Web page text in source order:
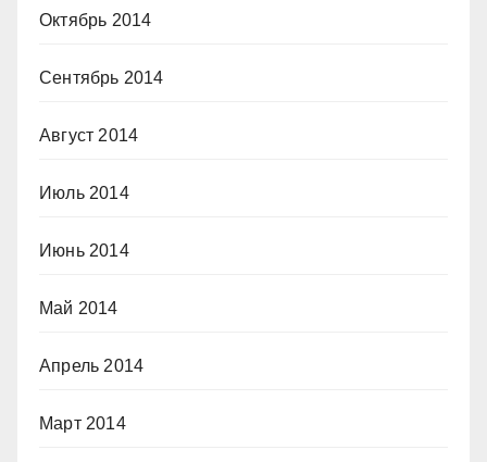
Октябрь 2014
Сентябрь 2014
Август 2014
Июль 2014
Июнь 2014
Май 2014
Апрель 2014
Март 2014